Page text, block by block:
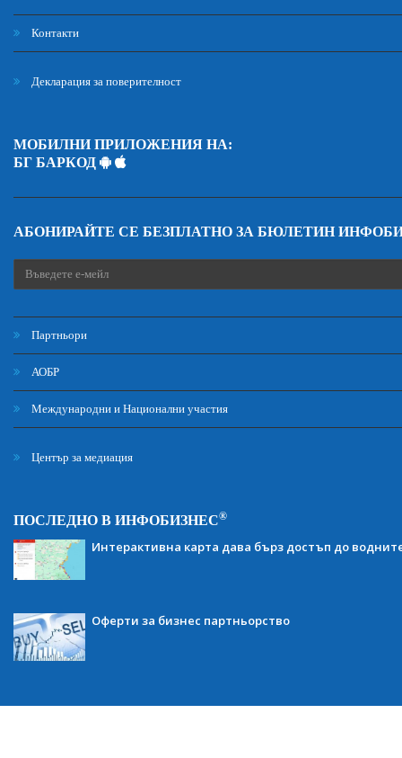
Контакти
Декларация за поверителност
МОБИЛНИ ПРИЛОЖЕНИЯ НА:
БГ БАРКОД
АБОНИРАЙТЕ СЕ БЕЗПЛАТНО ЗА БЮЛЕТИН
Партньори
АОБР
Международни и Национални участия
Център за медиация
ПОСЛЕДНО В ИНФОБИЗНЕС®
Интерактивна карта дава бърз достъп до
Оферти за бизнес партньорство